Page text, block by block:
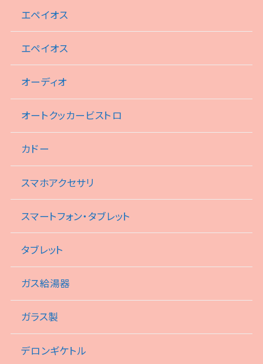
エペイオス
エペイオス
オーディオ
オートクッカービストロ
カドー
スマホアクセサリ
スマートフォン・タブレット
タブレット
ガス給湯器
ガラス製
デロンギケトル